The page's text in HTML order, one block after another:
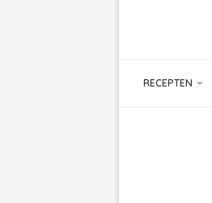
RECEPTEN